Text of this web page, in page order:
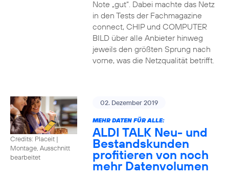
Note „gut“. Dabei machte das Netz
in den Tests der Fachmagazine
connect, CHIP und COMPUTER
BILD über alle Anbieter hinweg
jeweils den größten Sprung nach
vorne, was die Netzqualität betrifft.
Credits: Placeit |
Montage, Ausschnitt
bearbeitet
02. Dezember 2019
MEHR DATEN FÜR ALLE:
ALDI TALK Neu- und
Bestandskunden
profitieren von noch
mehr Datenvolumen